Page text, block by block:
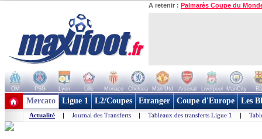
A retenir : Palmarès Coupe du
OM PSG Lyon Lille Monaco Chelsea Man Utd Arsenal Liverpool ManCity
+ de clubs
Mercato Ligue 1 L2/Coupes Etranger Coupe d'Europe Les
Actualité | Journal des Transferts | Tableaux des transferts Ligue 1 |